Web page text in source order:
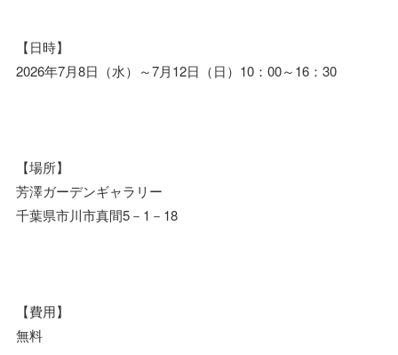
【日時】
2026年7月8日（水）～7月12日（日）10：00～16：30
【場所】
芳澤ガーデンギャラリー
千葉県市川市真間5－1－18
【費用】
無料